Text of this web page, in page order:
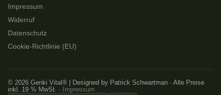
Impressum
Widerruf
Datenschutz
Cookie-Richtlinie (EU)
© 2026 Genki Vital® | Designed by Patrick Schwartman · Alle Preise
inkl. 19 % MwSt. ·
Impressum